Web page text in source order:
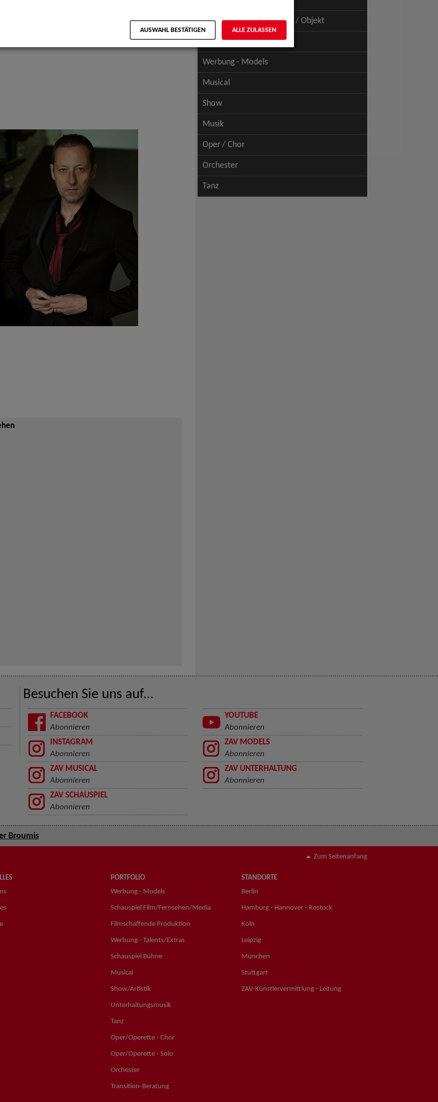
Schauspiel - Figur / Puppe / Objekt
Werbung - Talents
Werbung - Models
Musical
Show
Musik
Oper / Chor
Orchester
Tanz
Besuchen Sie uns auf...
FACEBOOK
Abonnieren
YOUTUBE
Abonnieren
INSTAGRAM
Abonnieren
ZAV MODELS
Abonnieren
ZAV MUSICAL
Abonnieren
ZAV UNTERHALTUNG
Abonnieren
ZAV SCHAUSPIEL
Abonnieren
Broumis
Zum Seitenanfang
PORTFOLIO
Werbung - Models
Schauspiel Film/Fernsehen/Media
Filmschaffende Produktion
Werbung - Talents/Extras
Schauspiel Bühne
Musical
Show/Artistik
Unterhaltungsmusik
Tanz
Oper/Operette - Chor
Oper/Operette - Solo
Orchester
Transition-Beratung
STANDORTE
Berlin
Hamburg - Hannover - Rostock
Köln
Leipzig
München
Stuttgart
ZAV-Künstlervermittlung - Leitung
AUSWAHL BESTÄTIGEN ALLE ZULASSEN